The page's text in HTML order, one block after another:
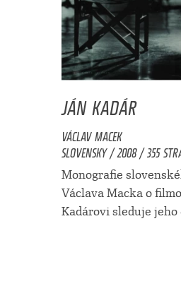
JÁN KADÁR
VÁCLAV MACEK
SLOVENSKY / 2008 / 355
Monografie
Václava Macka o
Kadárovi sleduje jeho